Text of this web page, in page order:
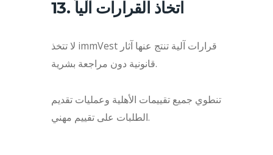
13. اتخاذ القرارات آلياً
لا تتخذ immVest قرارات آلية تنتج عنها آثار
قانونية دون مراجعة بشرية.
تنطوي جميع تقييمات الأهلية وعمليات تقديم
الطلبات على تقييم مهني.